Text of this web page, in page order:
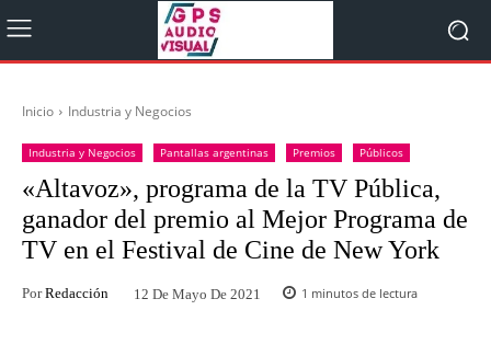
Inicio Industria y Negocios
Industria y Negocios Pantallas argentinas Premios Públicos
«Altavoz», programa de la TV Pública,
ganador del premio al Mejor Programa de
TV en el Festival de Cine de New York
Por Redacción 12 De Mayo De 2021 1 minutos de lectura